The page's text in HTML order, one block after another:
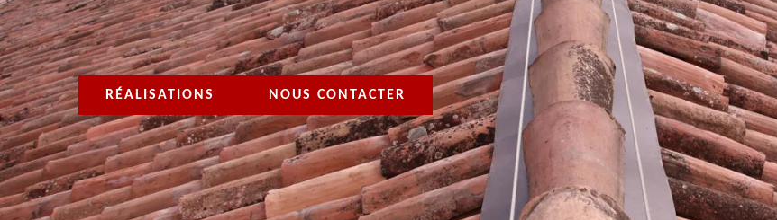
RÉALISATIONS NOUS CONTACTER